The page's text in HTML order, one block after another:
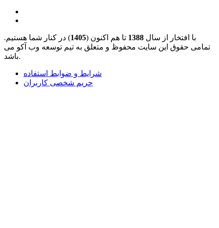
با افتخار از سال 1388 تا هم اکنون (1405) در کنار شما هستیم.
تمامی حقوق این سایت محفوظ و متعلق به تیم توسعه وب آکو می
باشد.
شرایط و ضوابط استفاده
حریم شخصی کاربران